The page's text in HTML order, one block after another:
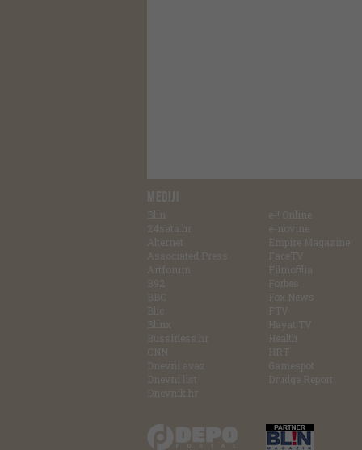
MEDIJI
Blin
24sata.hr
Alternet
Associated Press
Artforum
B92
BBC
Blic
Blinx
Bussiness.hr
CNN
Dnevni avaz
Dnevni list
Dnevnik.hr
e-! Online
e-novine
Empire Magazine
FaceTV
Filmofilia
Forbes
Fox News
FTV
Hayat TV
Health
HRT
Gamespot
Drudge Report